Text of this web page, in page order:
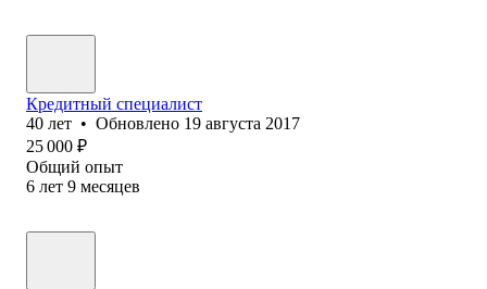
Кредитный специалист
40 лет • Обновлено 19 августа 2017
25 000 ₽
Общий опыт
6 лет 9 месяцев